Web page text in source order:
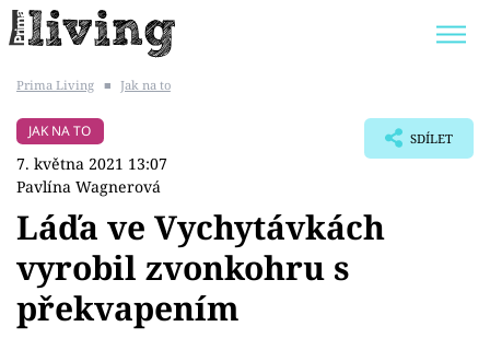
BYDLENÍ SLAVNÝCH
Témata
Bydlení
Prima Living ■ Jak na to
JAK NA TO
7. května 2021 13:07
Pavlína Wagnerová
SDÍLET
Láďa ve Vychytávkách
vyrobil zvonkohru s
překvapením